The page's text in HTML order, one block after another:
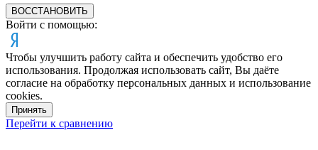
ВОССТАНОВИТЬ
Войти с помощью:
Чтобы улучшить работу сайта и обеспечить удобство его
использования. Продолжая использовать сайт, Вы даёте
согласие на обработку персональных данных и использование
cookies.
Принять
Перейти к сравнению